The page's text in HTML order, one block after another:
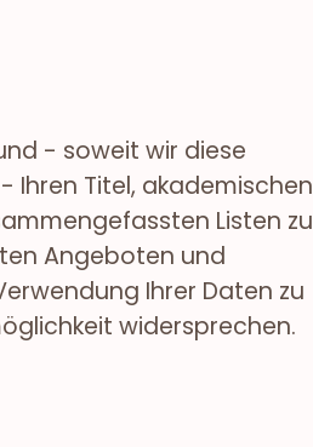
- soweit wir diese
Ihren Titel, akademischen
Listen zu
Angeboten und
Ihrer Daten zu
widersprechen.